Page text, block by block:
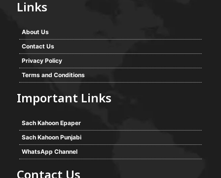
Links
About Us
Contact Us
Privacy Policy
Terms and Conditions
Important Links
Sach Kahoon Epaper
Sach Kahoon Punjabi
WhatsApp Channel